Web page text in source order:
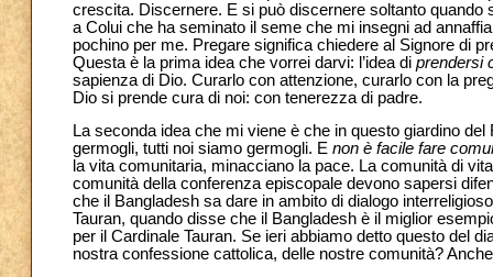
crescita. Discernere. E si può discernere soltanto quando
a Colui che ha seminato il seme che mi insegni ad
pochino per me. Pregare significa chiedere al Signore di
Questa è la prima idea che vorrei darvi: l’idea di prendersi
sapienza di Dio. Curarlo con attenzione, curarlo con la
Dio si prende cura di noi: con tenerezza di padre.
La seconda idea che mi viene è che in questo giardino
germogli, tutti noi siamo germogli. E non è facile fare
la vita comunitaria, minacciano la pace. La comunità di
comunità della conferenza episcopale devono sapersi
che il Bangladesh sa dare in ambito di dialogo
Tauran, quando disse che il Bangladesh è il miglior
per il Cardinale Tauran. Se ieri abbiamo detto questo del
nostra confessione cattolica, delle nostre comunità?